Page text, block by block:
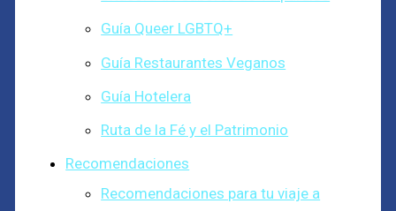
Guía Queer LGBTQ+
Guía Restaurantes Veganos
Guía Hotelera
Ruta de la Fé y el Patrimonio
Recomendaciones
Recomendaciones para tu viaje a